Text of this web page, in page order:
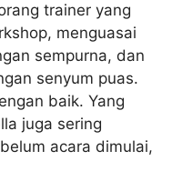
trainer yang
menguasai
sempurna, dan
senyum puas.
baik. Yang
juga sering
acara dimulai,